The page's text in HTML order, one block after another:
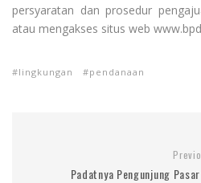
persyaratan dan prosedur
atau mengakses situs web
lingkungan pendanaan
Padatnya Pengunjung